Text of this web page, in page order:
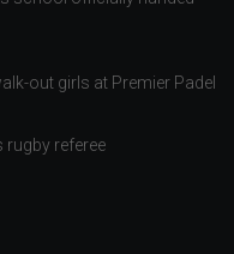
out girls at Premier Padel
rugby referee